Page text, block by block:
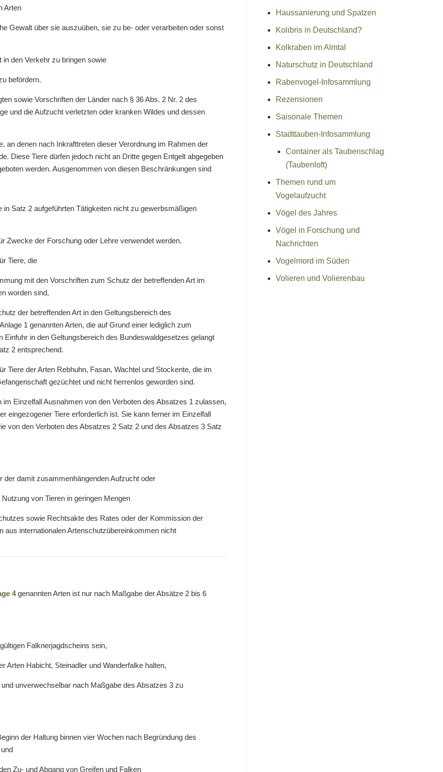
Arten
Gewalt über sie auszuüben, sie zu be- oder verarbeiten oder sonst
den Verkehr zu bringen sowie
befördern.
sowie Vorschriften der Länder nach § 36 Abs. 2 Nr. 2 des
und die Aufzucht verletzten oder kranken Wildes und dessen
an denen nach Inkrafttreten dieser Verordnung im Rahmen der
Diese Tiere dürfen jedoch nicht an Dritte gegen Entgelt abgegeben
werden. Ausgenommen von diesen Beschränkungen sind
in Satz 2 aufgeführten Tätigkeiten nicht zu gewerbsmäßigen
Zwecke der Forschung oder Lehre verwendet werden.
Tiere, die
mit den Vorschriften zum Schutz der betreffenden Art im
worden sind,
der betreffenden Art in den Geltungsbereich des
1 genannten Arten, die auf Grund einer lediglich zum
in den Geltungsbereich des Bundeswaldgesetzes gelangt
2 entsprechend.
Tiere der Arten Rebhuhn, Fasan, Wachtel und Stockente, die im
gezüchtet und nicht herrenlos geworden sind.
Einzelfall Ausnahmen von den Verboten des Absatzes 1 zulassen,
eingezogener Tiere erforderlich ist. Sie kann ferner im Einzelfall
von den Verboten des Absatzes 2 Satz 2 und des Absatzes 3 Satz
der damit zusammenhängenden Aufzucht oder
von Tieren in geringen Mengen
sowie Rechtsakte des Rates oder der Kommission der
aus internationalen Artenschutzübereinkommen nicht
4genannten Arten ist nur nach Maßgabe der Absätze 2 bis 6
Falknerjagdscheins sein,
Arten Habicht, Steinadler und Wanderfalke halten,
unverwechselbar nach Maßgabe des Absatzes 3 zu
der Haltung binnen vier Wochen nach Begründung des
Zu- und Abgang von Greifen und Falken
Haussanierung und Spatzen
Kolibris in Deutschland?
Kolkraben im Almtal
Naturschutz in Deutschland
Rabenvogel-Infosammlung
Rezensionen
Saisonale Themen
Stadttauben-Infosammlung
Container als Taubenschlag
(Taubenloft)
Themen rund um
Vogelaufzucht
Vögel des Jahres
Vögel in Forschung und
Nachrichten
Vogelmord im Süden
Volieren und Volierenbau